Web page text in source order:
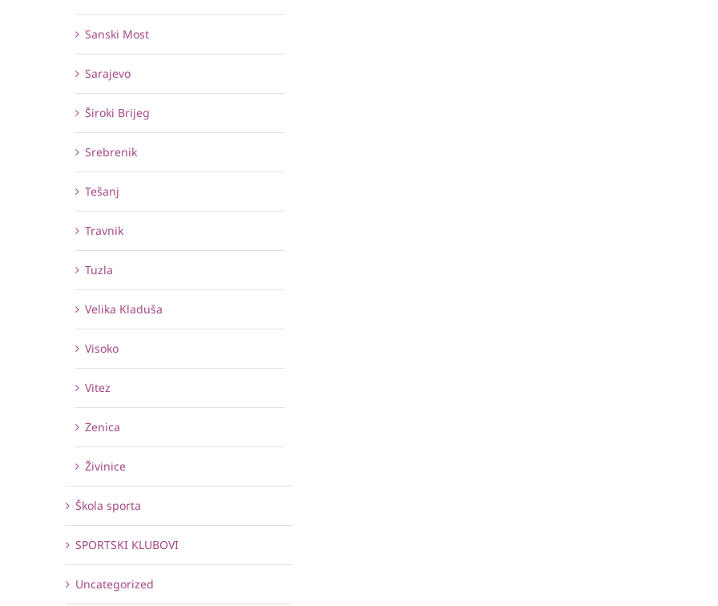
Sanski Most
Sarajevo
Široki Brijeg
Srebrenik
Tešanj
Travnik
Tuzla
Velika Kladuša
Visoko
Vitez
Zenica
Živinice
Škola sporta
SPORTSKI KLUBOVI
Uncategorized